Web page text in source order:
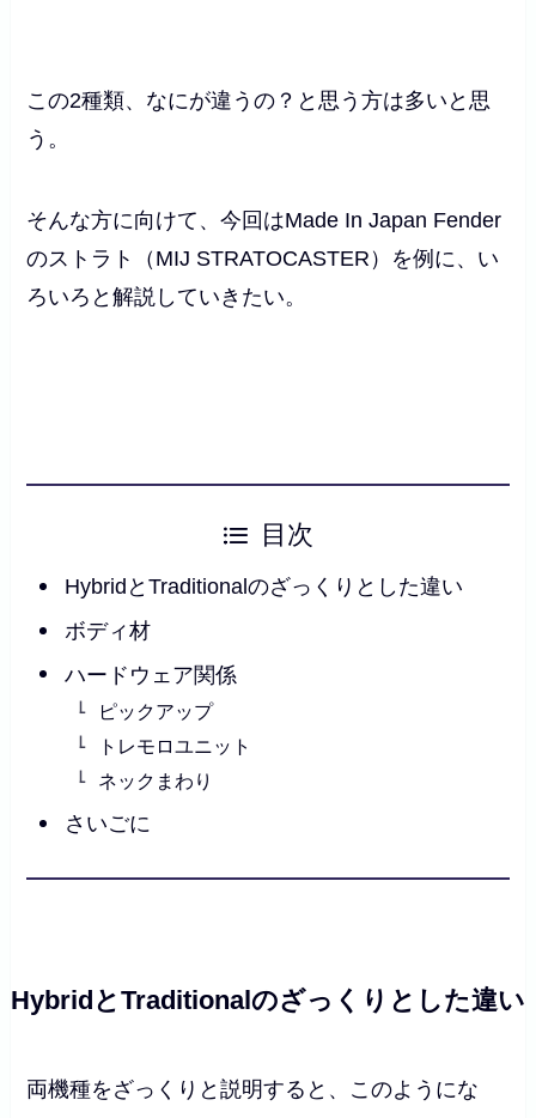
この2種類、なにが違うの？と思う方は多いと思
う。
そんな方に向けて、今回はMade In Japan Fender
のストラト（MIJ STRATOCASTER）を例に、い
ろいろと解説していきたい。
目次
HybridとTraditionalのざっくりとした違い
ボディ材
ハードウェア関係
ピックアップ
トレモロユニット
ネックまわり
さいごに
HybridとTraditional のざっくりとした違い
両機種をざっくりと説明すると、このようにな